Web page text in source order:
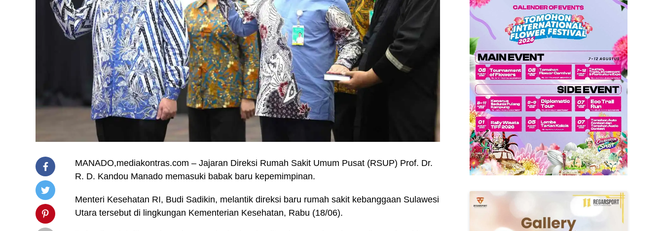
MANADO,mediakontras.com – Jajaran Direksi Rumah Sakit Umum Pusat (RSUP) Prof. Dr.
R. D. Kandou Manado memasuki babak baru kepemimpinan.
Menteri Kesehatan RI, Budi Sadikin, melantik direksi baru rumah sakit kebanggaan Sulawesi
Utara tersebut di lingkungan Kementerian Kesehatan, Rabu (18/06).